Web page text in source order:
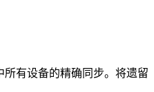
有设备的精确同步。将遗留